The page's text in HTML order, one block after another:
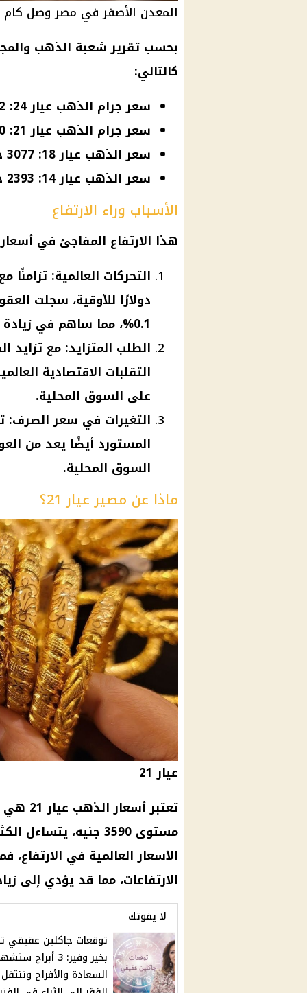
المعدن الأصفر في مصر وصل كام
بحسب تقرير شعبة الذهب
كالتالي:
سعر جرام الذهب عيار 24: 4102 جنيه للبيع.
سعر جرام الذهب عيار 21: 3590 جنيه.
سعر الذهب عيار 18: 3077 جنيه.
سعر الذهب عيار 14: 2393 جنيه.
الأسباب وراء الارتفاع
هذا الارتفاع المفاجئ في
دولارًا للأوقية، سجلت
0.1%، مما ساهم في زيادة الأسعار المحلية.
الطلب المتزايد: مع
التقلبات الاقتصادية
على السوق المحلية.
التغيرات في سعر الصرف:
المستورد أيضًا يعد من
السوق المحلية.
ماذا عن مصير عيار 21؟
عيار 21
تعتبرأسعار الذهب عيار 21
هي
مستوى 3590 جنيه، يتساءل الكثيرون عن مستقبل هذا العيار. إذا استمرت
الأسعار
الارتفاعات، مما قد يؤدي إلى
لا يفوتك
توقعات جاكلين عقيقي
بخير وفير: 3 أبراج
السعادة والأفراح